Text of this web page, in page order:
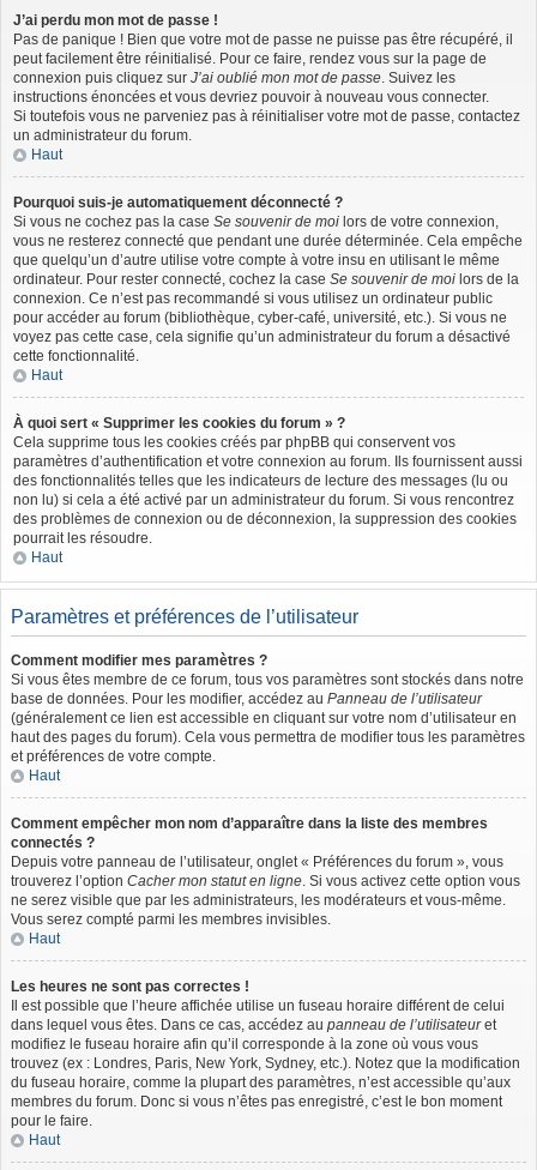
J’ai perdu mon mot de passe !
Pas de panique ! Bien que votre mot de passe ne puisse pas être récupéré, il
peut facilement être réinitialisé. Pour ce faire, rendez vous sur la page de
connexion puis cliquez sur J’ai oublié mon mot de passe. Suivez les
instructions énoncées et vous devriez pouvoir à nouveau vous connecter.
Si toutefois vous ne parveniez pas à réinitialiser votre mot de passe, contactez
un administrateur du forum.
Haut
Pourquoi suis-je automatiquement déconnecté ?
Si vous ne cochez pas la case Se souvenir de moi lors de votre connexion,
vous ne resterez connecté que pendant une durée déterminée. Cela empêche
que quelqu’un d’autre utilise votre compte à votre insu en utilisant le même
ordinateur. Pour rester connecté, cochez la case Se souvenir de moi lors de la
connexion. Ce n’est pas recommandé si vous utilisez un ordinateur public
pour accéder au forum (bibliothèque, cyber-café, université, etc.). Si vous ne
voyez pas cette case, cela signifie qu’un administrateur du forum a désactivé
cette fonctionnalité.
Haut
À quoi sert « Supprimer les cookies du forum » ?
Cela supprime tous les cookies créés par phpBB qui conservent vos
paramètres d’authentification et votre connexion au forum. Ils fournissent aussi
des fonctionnalités telles que les indicateurs de lecture des messages (lu ou
non lu) si cela a été activé par un administrateur du forum. Si vous rencontrez
des problèmes de connexion ou de déconnexion, la suppression des cookies
pourrait les résoudre.
Haut
Paramètres et préférences de l’utilisateur
Comment modifier mes paramètres ?
Si vous êtes membre de ce forum, tous vos paramètres sont stockés dans notre
base de données. Pour les modifier, accédez au Panneau de l’utilisateur
(généralement ce lien est accessible en cliquant sur votre nom d’utilisateur en
haut des pages du forum). Cela vous permettra de modifier tous les paramètres
et préférences de votre compte.
Haut
Comment empêcher mon nom d’apparaître dans la liste des membres
connectés ?
Depuis votre panneau de l’utilisateur, onglet « Préférences du forum », vous
trouverez l’option Cacher mon statut en ligne. Si vous activez cette option vous
ne serez visible que par les administrateurs, les modérateurs et vous-même.
Vous serez compté parmi les membres invisibles.
Haut
Les heures ne sont pas correctes !
Il est possible que l’heure affichée utilise un fuseau horaire différent de celui
dans lequel vous êtes. Dans ce cas, accédez au panneau de l’utilisateuret
modifiez le fuseau horaire afin qu’il corresponde à la zone où vous vous
trouvez (ex : Londres, Paris, New York, Sydney, etc.). Notez que la modification
du fuseau horaire, comme la plupart des paramètres, n’est accessible qu’aux
membres du forum. Donc si vous n’êtes pas enregistré, c’est le bon moment
pour le faire.
Haut